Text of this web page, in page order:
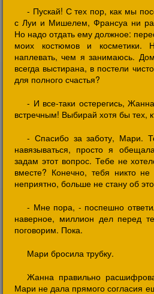
- Пускай! С тех пор, как мы
с Луи и Мишелем, Франсуа ни
Но надо отдать ему должное:
моих костюмов и косметики.
наплевать, чем я занимаюсь.
всегда выстирана, в постели
для полного счастья?
- И все-таки остерегись,
встречным! Выбирай хотя бы тех,
- Спасибо за заботу, Мари.
навязываться, просто я
задам этот вопрос. Тебе не
вместе? Конечно, тебя никто
неприятно, больше не стану об
- Мне пора, - поспешно
наверное, миллион дел перед
поговорим. Пока.
Мари бросила трубку.
Жанна правильно
Мари не дала прямого согласия